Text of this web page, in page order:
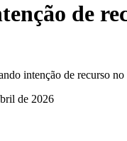
de
intenção de recurso
de 2026